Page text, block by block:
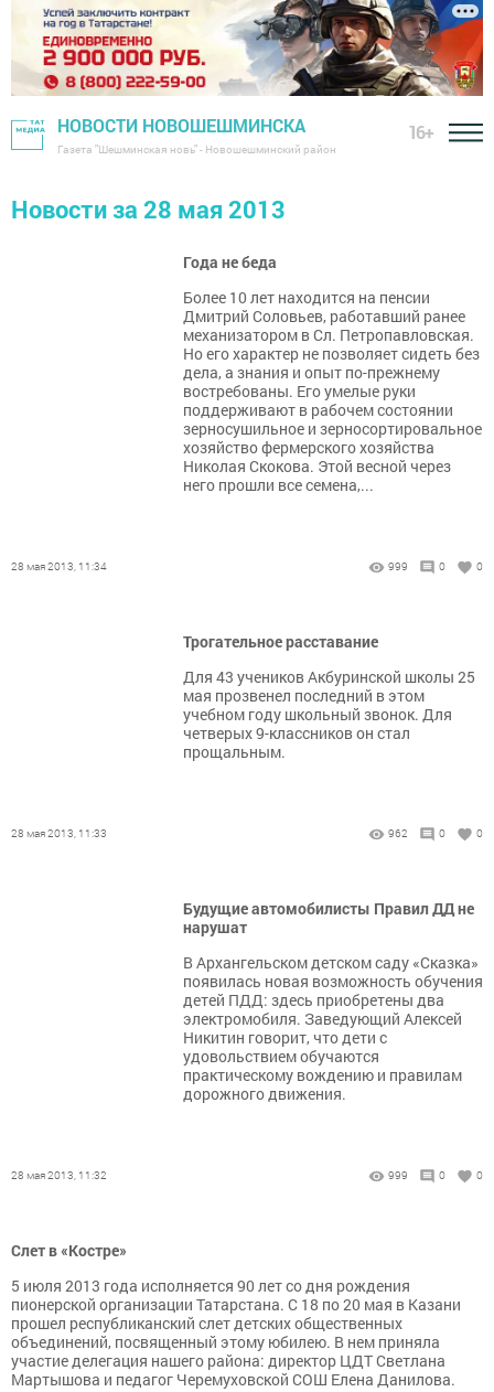
НОВОСТИ НОВОШЕШМИНСКА
Газета "Шешминская новь" - Новошешминский район
16+
Новости за 28 мая 2013
Года не беда
Более 10 лет находится на пенсии
Дмитрий Соловьев, работавший ранее
механизатором в Сл. Петропавловская.
Но его характер не позволяет сидеть без
дела, а знания и опыт по-прежнему
востребованы. Его умелые руки
поддерживают в рабочем состоянии
зерносушильное и зерносортировальное
хозяйство фермерского хозяйства
Николая Скокова. Этой весной через
него прошли все семена,...
28 мая 2013, 11:34 999 0 0
Трогательное расставание
Для 43 учеников Акбуринской школы 25
мая прозвенел последний в этом
учебном году школьный звонок. Для
четверых 9-классников он стал
прощальным.
28 мая 2013, 11:33 962 0 0
Будущие автомобилисты Правил ДД не
нарушат
В Архангельском детском саду «Сказка»
появилась новая возможность обучения
детей ПДД: здесь приобретены два
электромобиля. Заведующий Алексей
Никитин говорит, что дети с
удовольствием обучаются
практическому вождению и правилам
дорожного движения.
28 мая 2013, 11:32 999 0 0
Слет в «Костре»
5 июля 2013 года исполняется 90 лет со дня рождения
пионерской организации Татарстана. С 18 по 20 мая в Казани
прошел республиканский слет детских общественных
объединений, посвященный этому юбилею. В нем приняла
участие делегация нашего района: директор ЦДТ Светлана
Мартышова и педагог Черемуховской СОШ Елена Данилова.